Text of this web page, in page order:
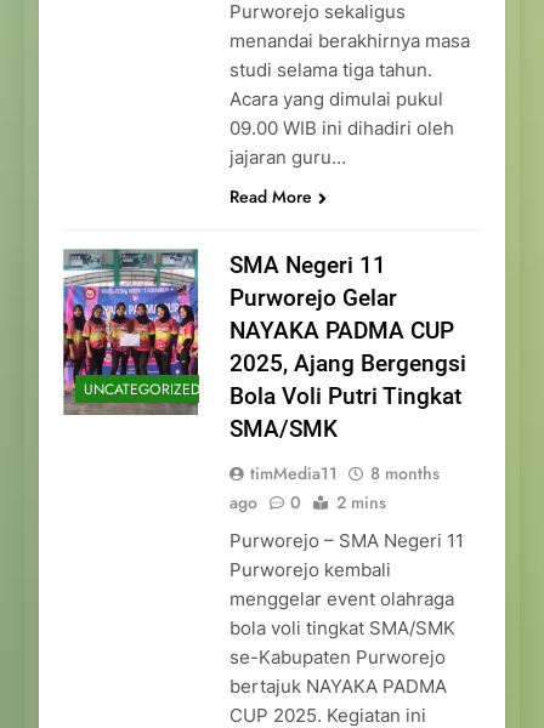
Purworejo sekaligus
menandai berakhirnya masa
studi selama tiga tahun.
Acara yang dimulai pukul
09.00 WIB ini dihadiri oleh
jajaran guru…
Read More
UNCATEGORIZED
SMA Negeri 11
Purworejo Gelar
NAYAKA PADMA CUP
2025, Ajang Bergengsi
Bola Voli Putri Tingkat
SMA/SMK
timMedia11
8 months
ago
0 2 mins
Purworejo – SMA Negeri 11
Purworejo kembali
menggelar event olahraga
bola voli tingkat SMA/SMK
se-Kabupaten Purworejo
bertajuk NAYAKA PADMA
CUP 2025. Kegiatan ini